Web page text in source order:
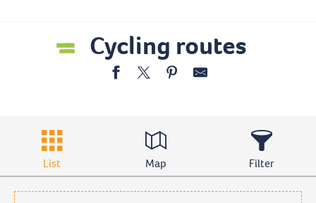
Cycling routes
List Map Filter